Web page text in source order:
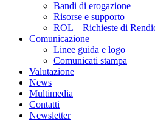
Bandi di erogazione
Risorse e supporto
ROL – Richieste di
Comunicazione
Linee guida e logo
Comunicati stampa
Valutazione
News
Multimedia
Contatti
Newsletter